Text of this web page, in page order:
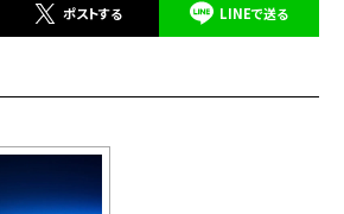
ポストする LINEで送る